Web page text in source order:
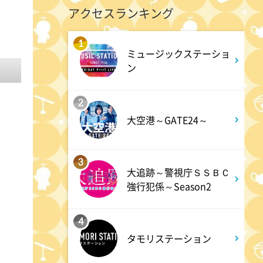
よる 10:56
よる
熱闘甲子園 涙は、強さにな
る。
よる
夏色の雲が恋と嵐をまきおこ
す #5
深夜 0:00
アクセスランキング
1
ミュージックステーショ
ン
2
大空港～GATE24～
3
大追跡～警視庁ＳＳＢＣ
強行犯係～Season2
4
タモリステーション